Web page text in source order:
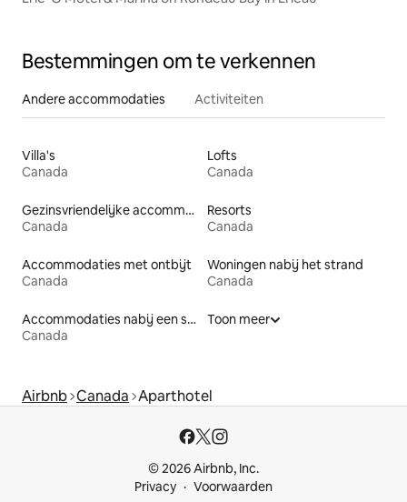
Bestemmingen om te verkennen
Andere accommodaties Activiteiten
Villa's
Canada
Lofts
Canada
Gezinsvriendelijke accommodaties
Canada
Resorts
Canada
Accommodaties met ontbijt
Canada
Woningen nabij het strand
Canada
Accommodaties nabij een strand
Canada
Toon meer
Airbnb Canada Aparthotel
© 2026 Airbnb, Inc.
Privacy
Voorwaarden